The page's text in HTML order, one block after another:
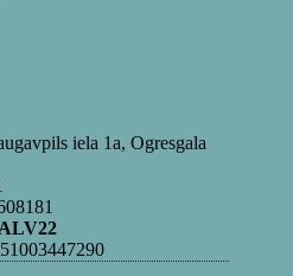
iela 1a, Ogresgala